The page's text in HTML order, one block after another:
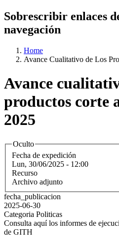
Sobrescribir enlaces
navegación
Home
Avance Cualitativo de Los
Avance
productos corte
2025
Oculto
Fecha de expedición
Lun, 30/06/2025 - 12:00
Recurso
Archivo adjunto
fecha_publicacion
2025-06-30
Categoria Politicas
Consulta aquí los informes de
de GITH